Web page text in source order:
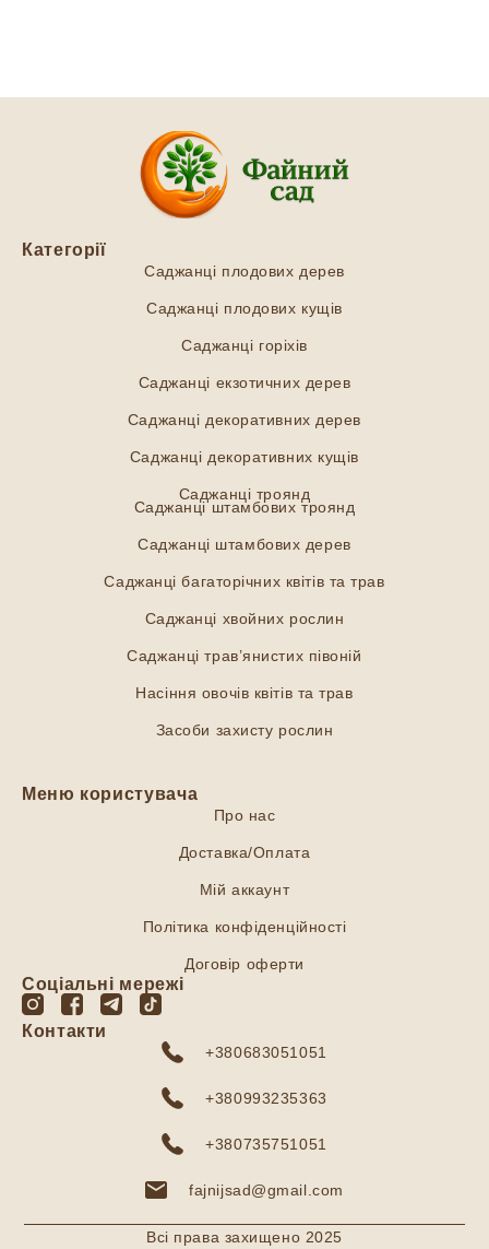
Категорії
Саджанці плодових дерев
Саджанці плодових кущів
Саджанці горіхів
Саджанці екзотичних дерев
Саджанці декоративних дерев
Саджанці декоративних кущів
Саджанці троянд
Саджанці штамбових троянд
Саджанці штамбових дерев
Саджанці багаторічних квітів та трав
Саджанці хвойних рослин
Саджанці трав’янистих півоній
Насіння овочів квітів та трав
Засоби захисту рослин
Меню користувача
Про нас
Доставка/Оплата
Мій аккаунт
Політика конфіденційності
Договір оферти
Соціальні мережі
Контакти
+380683051051
+380993235363
+380735751051
fajnijsad@gmail.com
Всі права захищено 2025